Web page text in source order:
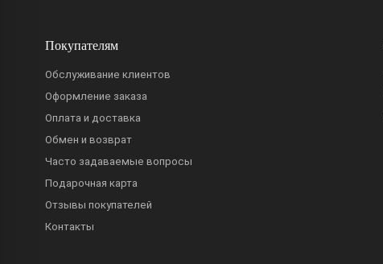
Покупателям
Обслуживание клиентов
Оформление заказа
Оплата и доставка
Обмен и возврат
Часто задаваемые вопросы
Подарочная карта
Отзывы покупателей
Контакты